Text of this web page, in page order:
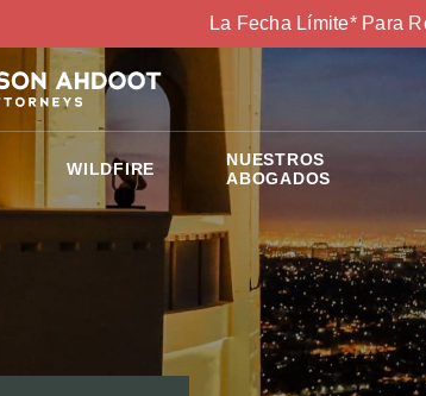
La Fecha Límite* Para
WILDFIRE
NUESTROS
ABOGADOS